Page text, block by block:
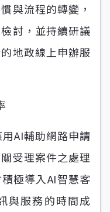
與流程的轉變，
討，並持續研議
地政線上申辦服
AI輔助網路申請
受理案件之處理
極導入AI智慧客
與服務的時間成